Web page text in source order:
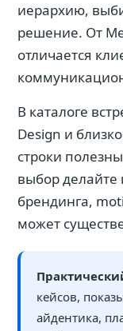
иерархию,
решение. От
отличается
В каталоге
Design и
строки
выбор делайте
брендинга,
может
кейсов,
айдентика,